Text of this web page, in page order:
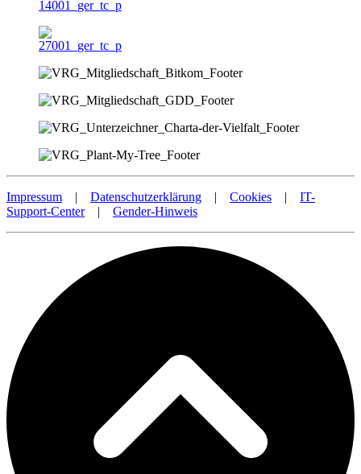
Impressum | Datenschutzerklärung | Cookies | IT-
Support-Center| Gender-Hinweis